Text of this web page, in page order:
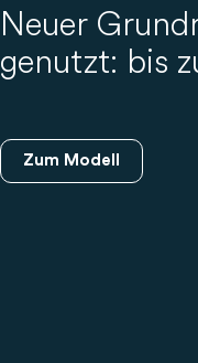
Neuer
genutzt: bis
Zum Modell